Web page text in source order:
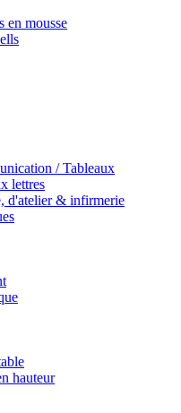
en mousse
/ Tableaux
lettres
d'atelier & infirmerie
hauteur